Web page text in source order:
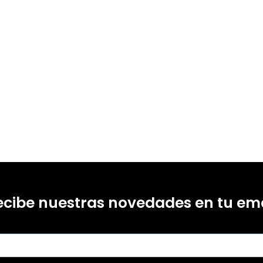
nuestras novedades en tu